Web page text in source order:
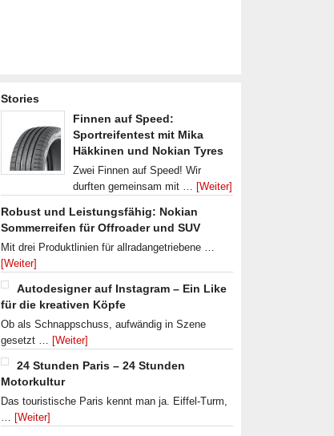
Stories
Finnen auf Speed:
Sportreifentest mit Mika
Häkkinen und Nokian Tyres
Zwei Finnen auf Speed! Wir
durften gemeinsam mit … [Weiter]
Robust und Leistungsfähig: Nokian
Sommerreifen für Offroader und SUV
Mit drei Produktlinien für allradangetriebene …
[Weiter]
Autodesigner auf Instagram – Ein Like
für die kreativen Köpfe
Ob als Schnappschuss, aufwändig in Szene
gesetzt … [Weiter]
24 Stunden Paris – 24 Stunden
Motorkultur
Das touristische Paris kennt man ja. Eiffel-Turm,
… [Weiter]